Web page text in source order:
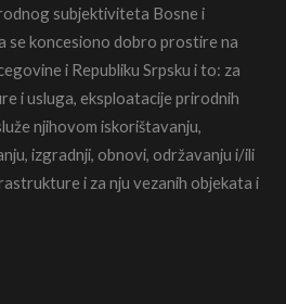
subjektiviteta Bosne i
se koncesiono dobro prostire na
i Republiku Srpsku i to: za
i usluga, eksploatacije prirodnih
njihovom iskorištavanju,
izgradnji, obnovi, održavanju i/ili
i za nju vezanih objekata i